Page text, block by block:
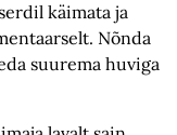
käimata ja
Nõnda
suurema huviga